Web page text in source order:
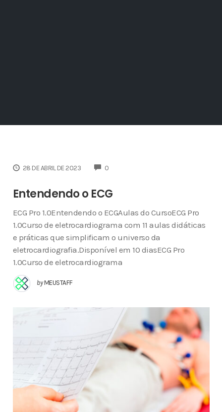
28 DE ABRIL DE 2023 0COMMENTS
Entendendo o ECG
ECG Pro 1.0Entendendo o ECGAulas do CursoECG Pro
1.0Curso de eletrocardiograma com 11 aulas didáticas
e práticas que simplificam o universo da
eletrocardiografia.Disponível em 10 diasECG Pro
1.0Curso de eletrocardiograma
by MEUSTAFF